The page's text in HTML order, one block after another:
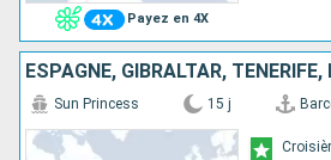
Payez en 4X
Sun Princess 15 j